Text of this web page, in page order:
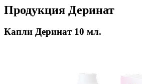
Продукция Деринат
Капли Деринат 10 мл.